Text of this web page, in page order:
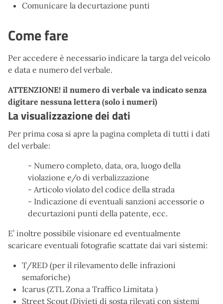
Comunicare la decurtazione punti
Come fare
Per accedere è necessario indicare la targa del veicolo
e data e numero del verbale.
ATTENZIONE! il numero di verbale va indicato senza
digitare nessuna lettera (solo i numeri)
La visualizzazione dei dati
Per prima cosa si apre la pagina completa di tutti i dati
del verbale:
- Numero completo, data, ora, luogo della
violazione e/o di verbalizzazione
- Articolo violato del codice della strada
- Indicazione di eventuali sanzioni accessorie o
decurtazioni punti della patente, ecc.
E’ inoltre possibile visionare ed eventualmente
scaricare eventuali fotografie scattate dai vari sistemi:
T/RED (per il rilevamento delle infrazioni
semaforiche)
Icarus (ZTL Zona a Traffico Limitata )
Street Scout (Divieti di sosta rilevati con sistemi